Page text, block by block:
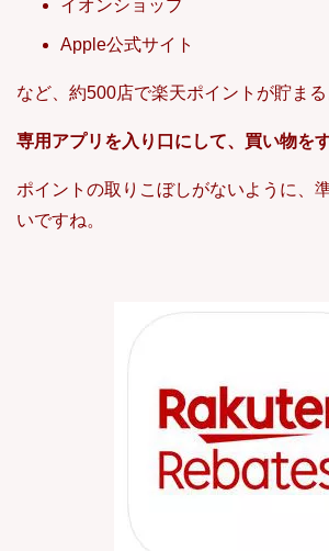
イオンショップ
Apple公式サイト
など、約500店で楽天ポイントが貯まる
専用アプリを入り口にして、買い物を
ポイントの取りこぼしがないように、
いですね。